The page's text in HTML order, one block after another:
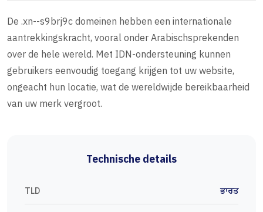
De .xn--s9brj9c domeinen hebben een internationale
aantrekkingskracht, vooral onder Arabischsprekenden
over de hele wereld. Met IDN-ondersteuning kunnen
gebruikers eenvoudig toegang krijgen tot uw website,
ongeacht hun locatie, wat de wereldwijde bereikbaarheid
van uw merk vergroot.
Technische details
TLD ਭਾਰਤ